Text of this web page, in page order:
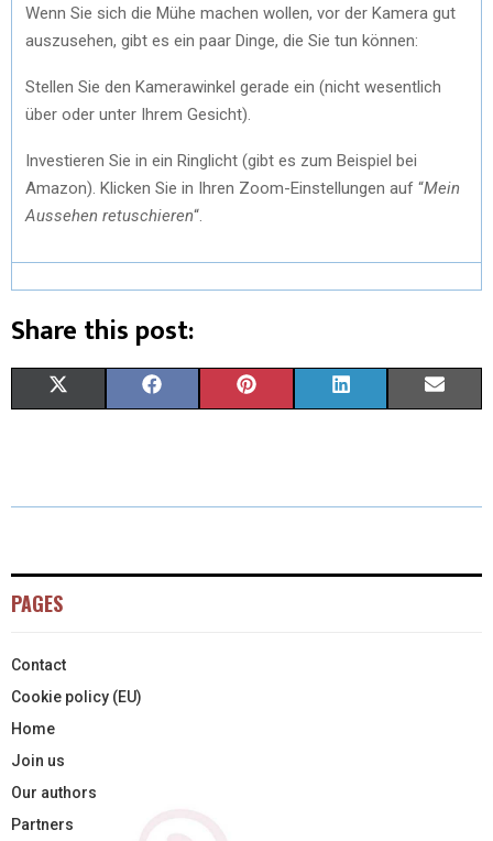
Wenn Sie sich die Mühe machen wollen, vor der Kamera gut
auszusehen, gibt es ein paar Dinge, die Sie tun können:
Stellen Sie den Kamerawinkel gerade ein (nicht wesentlich
über oder unter Ihrem Gesicht).
Investieren Sie in ein Ringlicht (gibt es zum Beispiel bei
Amazon). Klicken Sie in Ihren Zoom-Einstellungen auf “Mein
Aussehen retuschieren“.
Share this post:
W
R
E T K I
PAGES
Contact
Cookie policy (EU)
Home
Join us
Our authors
Partners